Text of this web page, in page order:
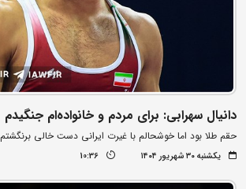
دانیال سهرابی: برای مردم و خانواده‌ام جنگیدم
حقم طلا بود اما خوشحالم با غیرت ایرانی دست خالی برنگشتم
یکشنبه ۳۰ شهریور ۱۴۰۴ 10:36